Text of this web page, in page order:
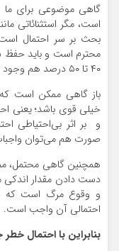
گاهی موضوعی برای ما
است، مگر استثنائاتی
بحث بر سر احتمال
محترم است و باید حفظ
۴۰ تا ۵۰ درصد هم وجود داشته باشد، باید از آن اجتناب شود.
باز گاهی ممکن است
و بر اثر بی‌احتیاطی
صورت هم می‌توان
همچنین گاهی محتمل،
دست دادن مقدار
و وقوع مرگ است که
احتمالی آن واجب است.
بنابراین با احتمال